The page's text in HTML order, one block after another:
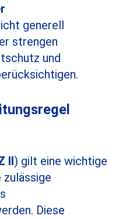
generell
strengen
und
II) gilt eine wichtige
zulässige
Diese